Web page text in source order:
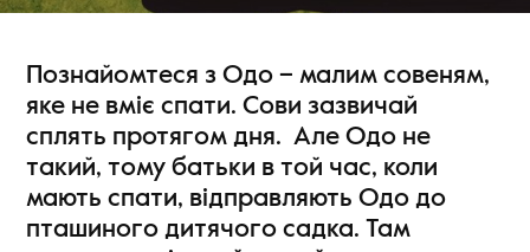
Познайомтеся з Одо – малим совеням,
яке не вміє спати. Сови зазвичай
сплять протягом дня. Але Одо не
такий, тому батьки в той час, коли
мають спати, відправляють Одо до
пташиного дитячого садка. Там